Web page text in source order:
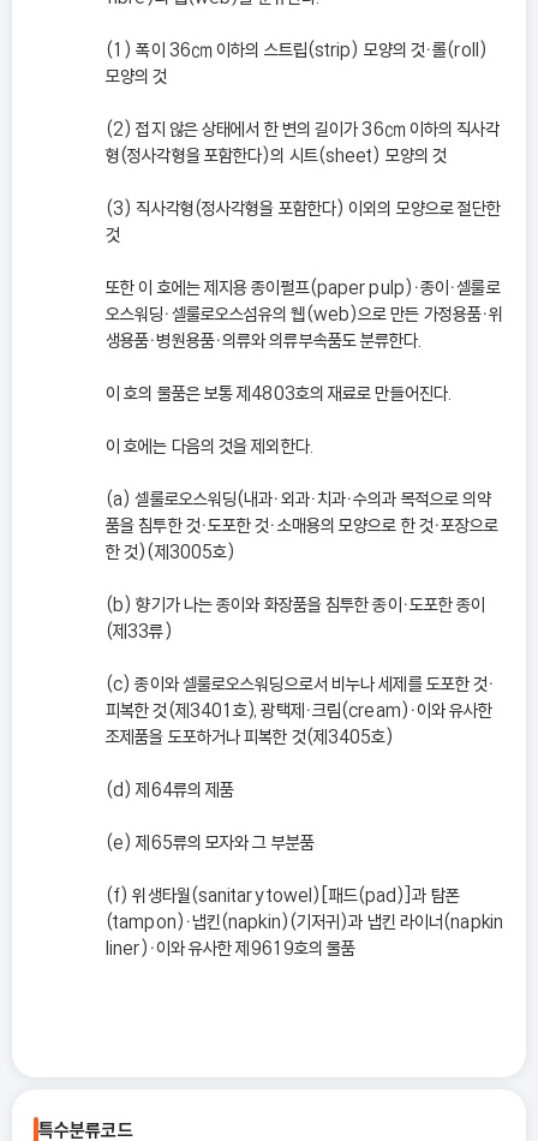
(1) 폭이 36㎝ 이하의 스트립(strip) 모양의 것ㆍ롤(roll)
모양의 것
(2) 접지 않은 상태에서 한 변의 길이가 36㎝ 이하의 직사각
형(정사각형을 포함한다)의 시트(sheet) 모양의 것
(3) 직사각형(정사각형을 포함한다) 이외의 모양으로 절단한
것
또한 이 호에는 제지용 종이펄프(paper pulp)ㆍ종이ㆍ셀룰로
오스워딩ㆍ셀룰로오스섬유의 웹(web)으로 만든 가정용품ㆍ위
생용품ㆍ병원용품ㆍ의류와 의류부속품도 분류한다.
이 호의 물품은 보통 제4803호의 재료로 만들어진다.
이 호에는 다음의 것을 제외한다.
(a) 셀룰로오스워딩(내과ㆍ외과ㆍ치과ㆍ수의과 목적으로 의약
품을 침투한 것ㆍ도포한 것ㆍ소매용의 모양으로 한 것ㆍ포장으로
한 것)(제3005호)
(b) 향기가 나는 종이와 화장품을 침투한 종이ㆍ도포한 종이
(제33류)
(c) 종이와 셀룰로오스워딩으로서 비누나 세제를 도포한 것ㆍ
피복한 것(제3401호), 광택제ㆍ크림(cream)ㆍ이와 유사한
조제품을 도포하거나 피복한 것(제3405호)
(d) 제64류의 제품
(e) 제65류의 모자와 그 부분품
(f) 위생타월(sanitary towel)[패드(pad)]과 탐폰
(tampon)ㆍ냅킨(napkin)(기저귀)과 냅킨 라이너(napkin
liner)ㆍ이와 유사한 제9619호의 물품
특수분류코드